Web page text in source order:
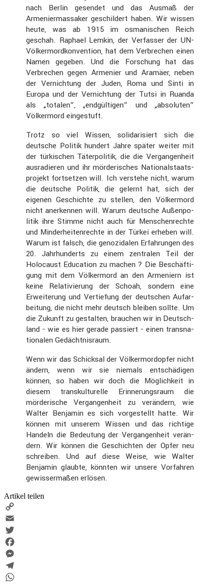
nach Berlin gesendet und das Ausmaß der
Armenier­mas­saker geschil­dert haben. Wir wissen
heute, was ab 1915 im osmani­schen Reich
geschah. Raphael Lemkin, der Verfasser der UN-
Völker­mord­kon­ven­tion, hat dem Verbre­chen einen
Namen gegeben. Und die Forschung hat das
Verbre­chen gegen Armenier und Aramäer, neben
der Vernich­tung der Juden, Roma und Sinti in
Europa und der Vernich­tung der Tutsi in Ruanda
als „totalen”, „endgül­tigen” und „absoluten”
Völker­mord einge­stuft.
Trotz so viel Wissen, solida­ri­siert sich die
deutsche Politik hundert Jahre später weiter mit
der türki­schen Täter­po­litik, die die Vergan­gen­heit
ausra­dieren und ihr mörde­ri­sches Natio­nal­staats­
pro­jekt fortsetzen will. Ich verstehe nicht, warum
die deutsche Politik, die gelernt hat, sich der
eigenen Geschichte zu stellen, den Völker­mord
nicht anerkennen will. Warum deutsche Außen­po­
litik ihre Stimme nicht auch für Menschen­rechte
und Minder­hei­ten­rechte in der Türkei erheben will.
Warum ist falsch, die genozi­dalen Erfah­rungen des
20. Jahrhun­derts zu einem zentralen Teil der
Holocaust Educa­tion zu machen ? Die Beschäf­ti­
gung mit dem Völker­mord an den Armeniern ist
keine Relati­vie­rung der Schoah, sondern eine
Erwei­te­rung und Vertie­fung der deutschen Aufar­
bei­tung, die nicht mehr deutsch bleiben sollte. Um
die Zukunft zu gestalten, brauchen wir in Deutsch­
land - wie es hier gerade passiert - einen trans­na­
tio­nalen Gedächt­nis­raum.
Wenn wir das Schicksal der Völker­mord­opfer nicht
ändern, wenn wir sie niemals entschä­digen
können, so haben wir doch die Möglich­keit in
diesem trans­kul­tu­relle Erinne­rungs­raum die
mörde­ri­sche Vergan­gen­heit zu verän­dern, wie
Walter Benjamin es sich vorge­stellt hatte. Wir
können mit unserem Wissen und das richtige
Handeln die Bedeu­tung der Vergan­gen­heit verän­
dern. Wir können die Geschichten der Opfer neu
schreiben. Und auf diese Weise, wie Walter
Benjamin glaubte, könnten wir unsere Vorfahren
gewis­ser­maßen erlösen.
Artikel teilen
Copy
Link
Email
Twitter
Facebook
Messenger
Telegram